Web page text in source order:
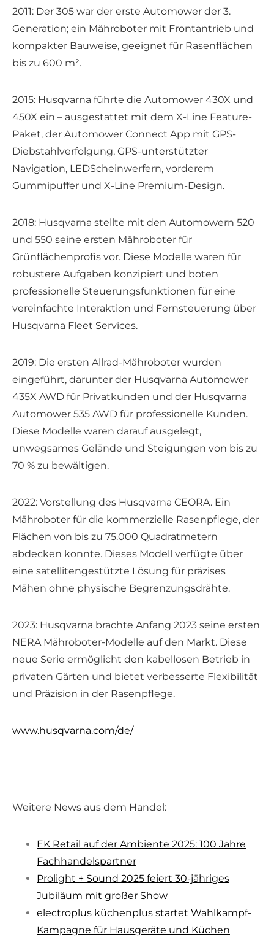
2011: Der 305 war der erste Automower der 3.
Generation; ein Mähroboter mit Frontantrieb und
kompakter Bauweise, geeignet für Rasenflächen
bis zu 600 m².
2015: Husqvarna führte die Automower 430X und
450X ein – ausgestattet mit dem X-Line Feature-
Paket, der Automower Connect App mit GPS-
Diebstahlverfolgung, GPS-unterstützter
Navigation, LEDScheinwerfern, vorderem
Gummipuffer und X-Line Premium-Design.
2018: Husqvarna stellte mit den Automowern 520
und 550 seine ersten Mähroboter für
Grünflächenprofis vor. Diese Modelle waren für
robustere Aufgaben konzipiert und boten
professionelle Steuerungsfunktionen für eine
vereinfachte Interaktion und Fernsteuerung über
Husqvarna Fleet Services.
2019: Die ersten Allrad-Mähroboter wurden
eingeführt, darunter der Husqvarna Automower
435X AWD für Privatkunden und der Husqvarna
Automower 535 AWD für professionelle Kunden.
Diese Modelle waren darauf ausgelegt,
unwegsames Gelände und Steigungen von bis zu
70 % zu bewältigen.
2022: Vorstellung des Husqvarna CEORA. Ein
Mähroboter für die kommerzielle Rasenpflege, der
Flächen von bis zu 75.000 Quadratmetern
abdecken konnte. Dieses Modell verfügte über
eine satellitengestützte Lösung für präzises
Mähen ohne physische Begrenzungsdrähte.
2023: Husqvarna brachte Anfang 2023 seine ersten
NERA Mähroboter-Modelle auf den Markt. Diese
neue Serie ermöglicht den kabellosen Betrieb in
privaten Gärten und bietet verbesserte Flexibilität
und Präzision in der Rasenpflege.
www.husqvarna.com/de/
Weitere News aus dem Handel:
EK Retail auf der Ambiente 2025: 100 Jahre
Fachhandelspartner
Prolight + Sound 2025 feiert 30-jähriges
Jubiläum mit großer Show
electroplus küchenplus startet Wahlkampf-
Kampagne für Hausgeräte und Küchen